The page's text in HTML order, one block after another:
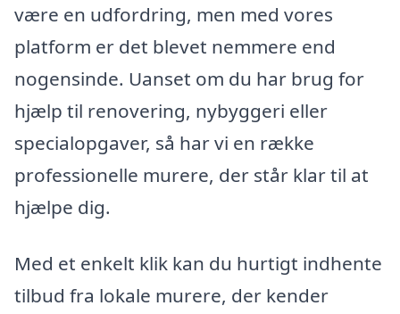
være en udfordring, men med vores
platform er det blevet nemmere end
nogensinde. Uanset om du har brug for
hjælp til renovering, nybyggeri eller
specialopgaver, så har vi en række
professionelle murere, der står klar til at
hjælpe dig.
Med et enkelt klik kan du hurtigt indhente
tilbud fra lokale murere, der kender